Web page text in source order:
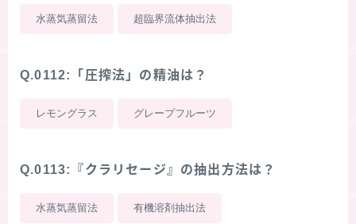
水蒸気蒸留法 超臨界流体抽出法
Q.0112:「圧搾法」の精油は？
レモングラス グレープフルーツ
Q.0113:『クラリセージ』の抽出方法は？
水蒸気蒸留法 有機溶剤抽出法